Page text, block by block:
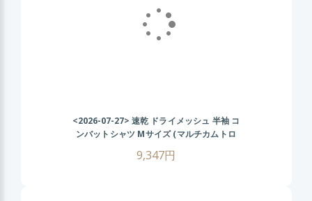
<2026-07-27> 速乾 ドライメッシュ 半袖 コ
ンバットシャツ Mサイズ (マルチカムトロ
ピック) CRYEタイプ タクティカル Tシャツ
ゴルフ ウェア 戦闘服 サバゲー装備 サバイ
9,347円